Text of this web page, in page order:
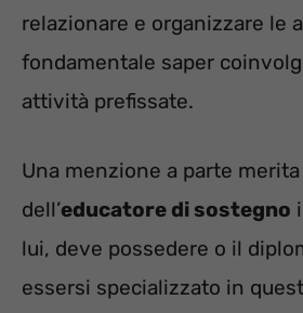
relazionare e organizzare le
fondamentale saper
attività prefissate.
Una menzione a parte
dell’educatore di sostegno
lui, deve possedere o il
essersi specializzato in